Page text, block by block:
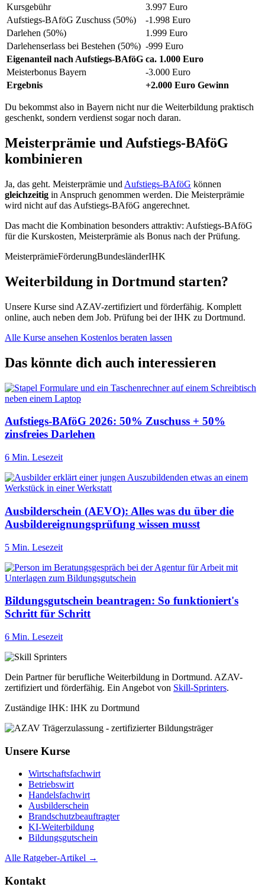
Kursgebühr
3.997 Euro
Aufstiegs-BAföG Zuschuss (50%)
-1.998 Euro
Darlehen (50%)
1.999 Euro
Darlehenserlass bei Bestehen (50%) -999 Euro
Eigenanteil nach Aufstiegs-BAföG ca. 1.000 Euro
Meisterbonus Bayern
-3.000 Euro
Ergebnis
+2.000 Euro Gewinn
Du bekommst also in Bayern nicht nur die Weiterbildung praktisch
geschenkt, sondern verdienst sogar noch daran.
Meisterprämie und Aufstiegs-BAföG
kombinieren
Ja, das geht. Meisterprämie und Aufstiegs-BAföG können
gleichzeitig in Anspruch genommen werden. Die Meisterprämie
wird nicht auf das Aufstiegs-BAföG angerechnet.
Das macht die Kombination besonders attraktiv: Aufstiegs-BAföG
für die Kurskosten, Meisterprämie als Bonus nach der Prüfung.
MeisterprämieFörderungBundesländerIHK
Weiterbildung in Dortmund starten?
Unsere Kurse sind AZAV-zertifiziert und förderfähig. Komplett
online, auch neben dem Job. Prüfung bei der IHK zu Dortmund.
Alle Kurse ansehen Kostenlos beraten lassen
Das könnte dich auch interessieren
Aufstiegs-BAföG 2026: 50% Zuschuss + 50%
zinsfreies Darlehen
6 Min. Lesezeit
Ausbilderschein (AEVO): Alles was du über die
Ausbildereignungsprüfung wissen musst
5 Min. Lesezeit
Bildungsgutschein beantragen: So funktioniert's
Schritt für Schritt
6 Min. Lesezeit
Dein Partner für berufliche Weiterbildung in Dortmund. AZAV-
zertifiziert und förderfähig. Ein Angebot von Skill-Sprinters.
Zuständige IHK: IHK zu Dortmund
Unsere Kurse
Wirtschaftsfachwirt
Betriebswirt
Handelsfachwirt
Ausbilderschein
Brandschutzbeauftragter
KI-Weiterbildung
Bildungsgutschein
Alle Ratgeber-Artikel →
Kontakt